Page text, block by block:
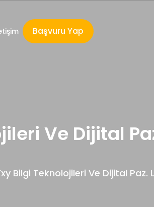
Başvuru Yap
Ve Dijital
Bilgi Teknolojileri Ve Dijital Paz.